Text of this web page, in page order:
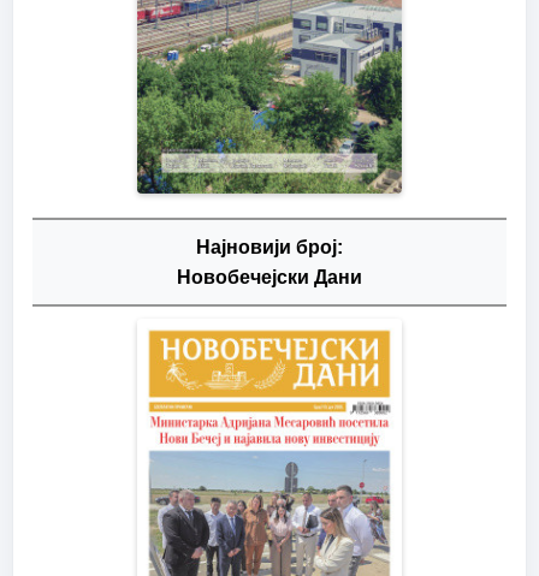
Најновији број:
Новобечејски Дани